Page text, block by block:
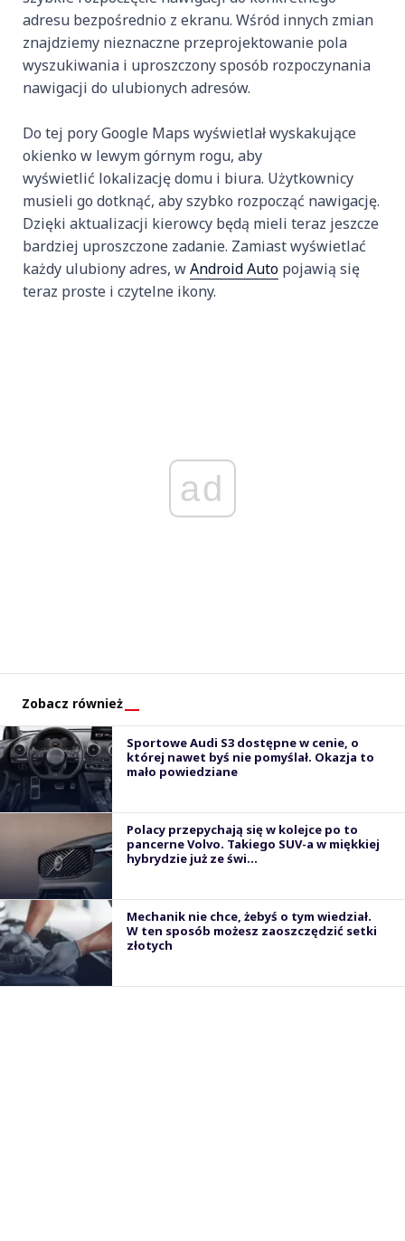
adresu bezpośrednio z ekranu. Wśród innych zmian
znajdziemy nieznaczne przeprojektowanie pola
wyszukiwania i uproszczony sposób rozpoczynania
nawigacji do ulubionych adresów.
Do tej pory Google Maps wyświetlał wyskakujące
okienko w lewym górnym rogu, aby
wyświetlić lokalizację domu i biura. Użytkownicy
musieli go dotknąć, aby szybko rozpocząć nawigację.
Dzięki aktualizacji kierowcy będą mieli teraz jeszcze
bardziej uproszczone zadanie. Zamiast wyświetlać
każdy ulubiony adres, wAndroid Auto pojawią się
teraz proste i czytelne ikony.
ad
Zobacz również
Sportowe Audi S3 dostępne w cenie, o
której nawet byś nie pomyślał. Okazja to
mało powiedziane
Polacy przepychają się w kolejce po to
pancerne Volvo. Takiego SUV-a w miękkiej
hybrydzie już ze świ...
Mechanik nie chce, żebyś o tym wiedział.
W ten sposób możesz zaoszczędzić setki
złotych